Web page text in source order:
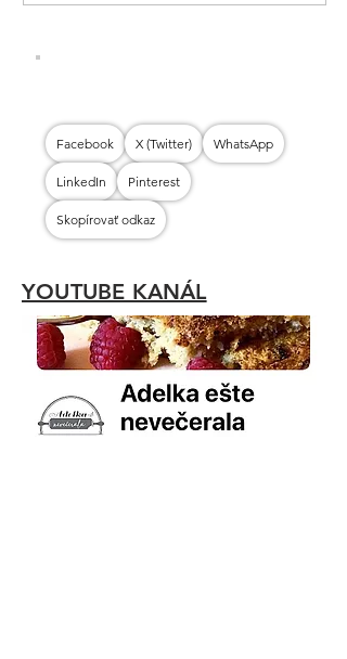
Facebook X (Twitter) WhatsApp
LinkedIn Pinterest
Skopírovať odkaz
YOUTUBE KANÁL